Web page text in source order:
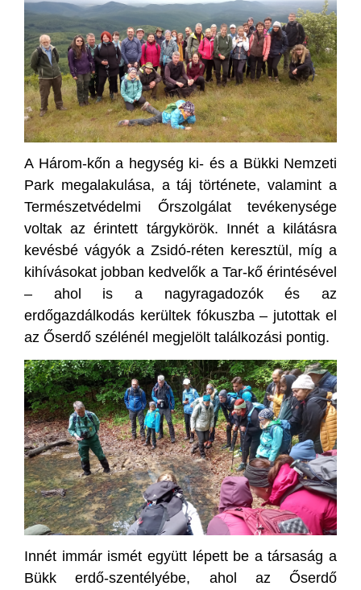
A Három-kőn a hegység ki- és a Bükki Nemzeti
Park megalakulása, a táj története, valamint a
Természetvédelmi Őrszolgálat tevékenysége
voltak az érintett tárgykörök. Innét a kilátásra
kevésbé vágyók a Zsidó-réten keresztül, míg a
kihívásokat jobban kedvelők a Tar-kő érintésével
– ahol is a nagyragadozók és az
erdőgazdálkodás kerültek fókuszba – jutottak el
az Őserdő szélénél megjelölt találkozási pontig.
Innét immár ismét együtt lépett be a társaság a
Bükkerdő-szentélyébe, ahol az Őserdő